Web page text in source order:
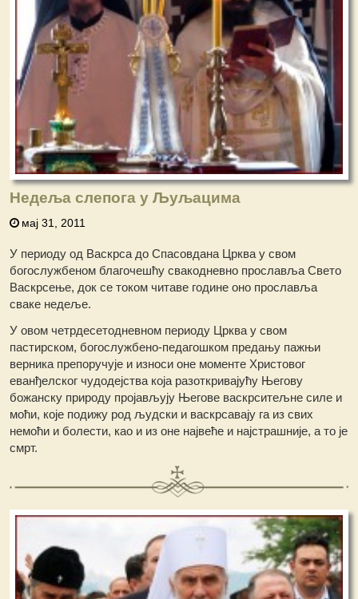
Недеља слепога у Љуљацима
мај 31, 2011
У периоду од Васкрса до Спасовдана Црква у свом
богослужбеном благочешћу свакодневно прославља Свето
Васкрсење, док се током читаве године оно прославља
сваке недеље.
У овом четрдесетодневном периоду Црква у свом
пастирском, богослужбено-педагошком предању пажњи
верника препоручује и износи оне моменте Христовог
еванђелског чудодејства која разоткривајућу Његову
божанску природу пројављују Његове васкрситељне силе и
моћи, које подижу род људски и васкрсавају га из свих
немоћи и болести, као и из оне највеће и најстрашније, а то је
смрт.